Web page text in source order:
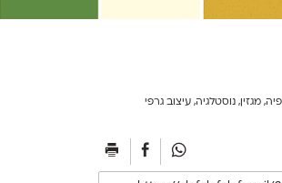
, מגזין , נוסטלגיה, עיצוב גרפי